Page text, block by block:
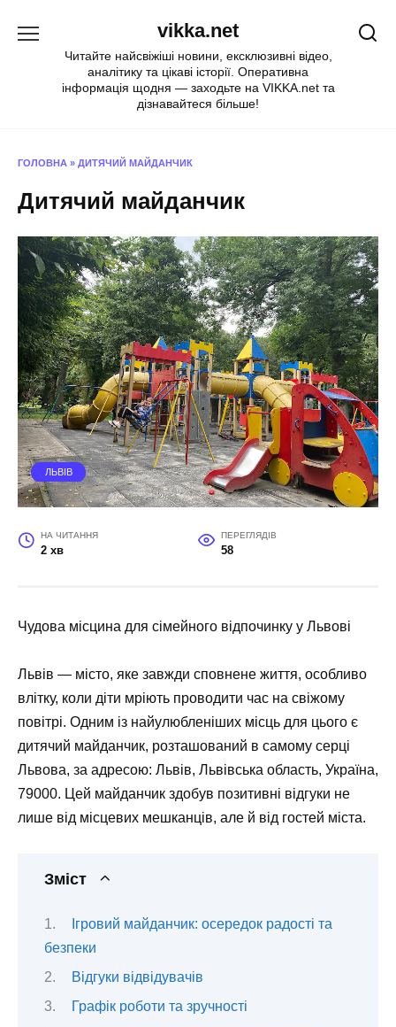
vikka.net
Читайте найсвіжіші новини, ексклюзивні відео,
аналітику та цікаві історії. Оперативна
інформація щодня — заходьте на VIKKA.net та
дізнавайтеся більше!
ГОЛОВНА » ДИТЯЧИЙ МАЙДАНЧИК
Дитячий майданчик
ЛЬВІВ
НА ЧИТАННЯ
2 хв
ПЕРЕГЛЯДІВ
58
Чудова місцина для сімейного відпочинку у Львові
Львів — місто, яке завжди сповнене життя, особливо
влітку, коли діти мріють проводити час на свіжому
повітрі. Одним із найулюбленіших місць для цього є
дитячий майданчик, розташований в самому серці
Львова, за адресою: Львів, Львівська область, Україна,
79000. Цей майданчик здобув позитивні відгуки не
лише від місцевих мешканців, але й від гостей міста.
Зміст
Ігровий майданчик: осередок радості та
безпеки
Відгуки відвідувачів
Графік роботи та зручності